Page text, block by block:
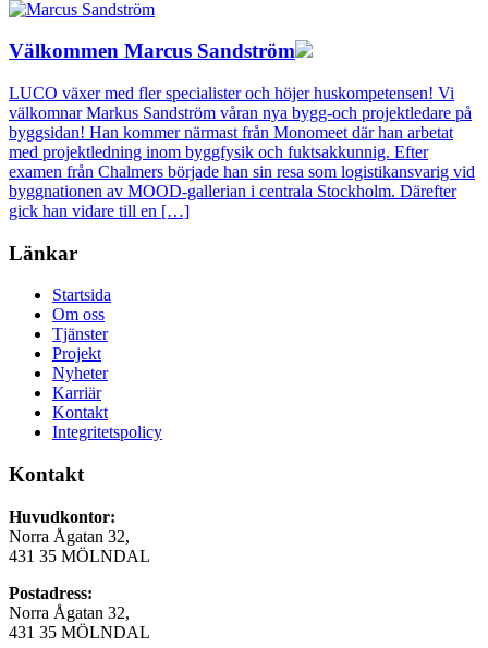
Välkommen Marcus Sandström
LUCO växer med fler specialister och höjer huskompetensen! Vi
välkomnar Markus Sandström våran nya bygg-och projektledare på
byggsidan! Han kommer närmast från Monomeet där han arbetat
med projektledning inom byggfysik och fuktsakkunnig. Efter
examen från Chalmers började han sin resa som logistikansvarig vid
byggnationen av MOOD-gallerian i centrala Stockholm. Därefter
gick han vidare till en […]
Länkar
Startsida
Om oss
Tjänster
Projekt
Nyheter
Karriär
Kontakt
Integritetspolicy
Kontakt
Huvudkontor:
Norra Ågatan 32,
431 35 MÖLNDAL
Postadress:
Norra Ågatan 32,
431 35 MÖLNDAL